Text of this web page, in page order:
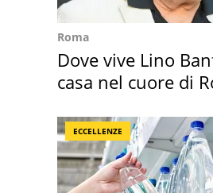
Roma
Dove vive Lino
casa nel cuore di
ECCELLENZE